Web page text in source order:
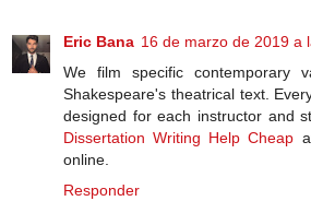
Eric Bana 16 de marzo de 2019 a
We film specific contemporary
Shakespeare's theatrical text.
designed for each instructor and
Dissertation Writing Help Cheap
online.
Responder